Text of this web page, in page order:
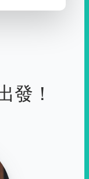
發！